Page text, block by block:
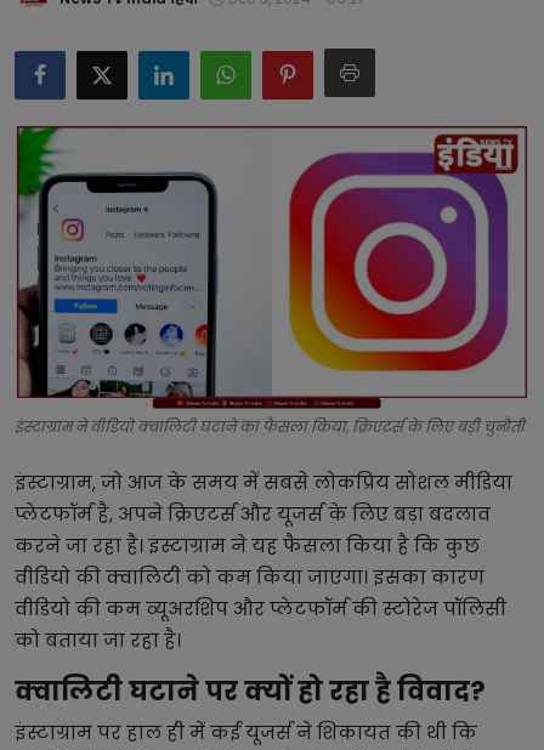
लाइफस्टाइल
बिजनेस
इंस्टाग्राम ने वीडियो क्वालिटी घटाने का फैसला किया, क्रिएटर्स के लिए बड़ी चुनौती
इंस्टाग्राम, जो आज के समय में सबसे लोकप्रिय सोशल मीडिया
प्लेटफॉर्म है, अपने क्रिएटर्स और यूजर्स के लिए बड़ा बदलाव
करने जा रहा है। इंस्टाग्राम ने यह फैसला किया है कि कुछ
वीडियो की क्वालिटी को कम किया जाएगा। इसका कारण
वीडियो की कम व्यूअरशिप और प्लेटफॉर्म की स्टोरेज पॉलिसी
को बताया जा रहा है।
क्वालिटी घटाने पर क्यों हो रहा है विवाद?
इंस्टाग्राम पर हाल ही में कई यूजर्स ने शिकायत की थी कि